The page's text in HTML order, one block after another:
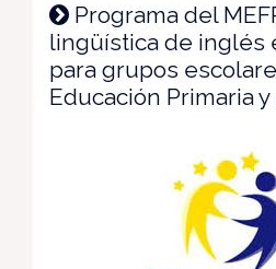
Programa del
lingüística de inglés
para grupos
Educación Primaria y